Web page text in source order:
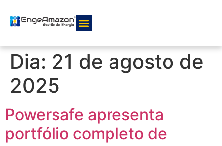
Dia: 21 de agosto de
2025
Powersafe apresenta
portfólio completo de